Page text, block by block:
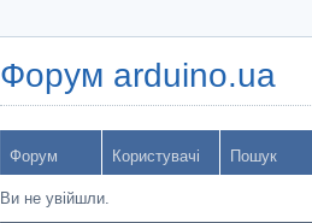
Форум arduino.ua
Форум Користувачі Пошук
Ви не увійшли.